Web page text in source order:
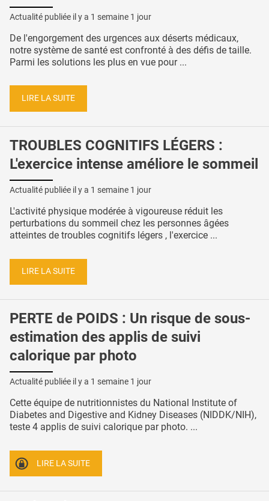
Actualité publiée il y a 1 semaine 1 jour
De l'engorgement des urgences aux déserts médicaux,
notre système de santé est confronté à des défis de taille.
Parmi les solutions les plus en vue pour ...
LIRE LA SUITE
TROUBLES COGNITIFS LÉGERS :
L'exercice intense améliore le sommeil
Actualité publiée il y a 1 semaine 1 jour
L'activité physique modérée à vigoureuse réduit les
perturbations du sommeil chez les personnes âgées
atteintes de troubles cognitifs légers , l'exercice ...
LIRE LA SUITE
PERTE de POIDS : Un risque de sous-
estimation des applis de suivi
calorique par photo
Actualité publiée il y a 1 semaine 1 jour
Cette équipe de nutritionnistes du National Institute of
Diabetes and Digestive and Kidney Diseases (NIDDK/NIH),
teste 4 applis de suivi calorique par photo. ...
LIRE LA SUITE